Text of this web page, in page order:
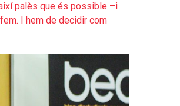
palès que és possible –i
I hem de decidir com